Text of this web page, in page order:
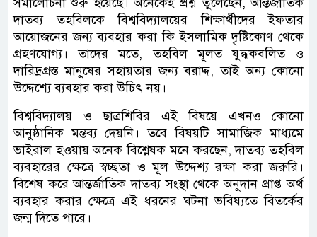
দাতব্য তহবিলকে বিশ্ববিদ্যালয়ের শিক্ষার্থীদের ইফতার
আয়োজনের জন্য ব্যবহার করা কি ইসলামিক দৃষ্টিকোণ থেকে
গ্রহণযোগ্য। তাদের মতে, তহবিল মূলত যুদ্ধকবলিত ও
দারিদ্রগ্রস্ত মানুষের সহায়তার জন্য বরাদ্দ, তাই অন্য কোনো
উদ্দেশ্যে ব্যবহার করা উচিৎ নয়।
বিশ্ববিদ্যালয় ও ছাত্রশিবির এই বিষয়ে এখনও কোনো
আনুষ্ঠানিক মন্তব্য দেয়নি। তবে বিষয়টি সামাজিক মাধ্যমে
ভাইরাল হওয়ায় অনেক বিশ্লেষক মনে করছেন, দাতব্য তহবিল
ব্যবহারের ক্ষেত্রে স্বচ্ছতা ও মূল উদ্দেশ্য রক্ষা করা জরুরি।
বিশেষ করে আন্তর্জাতিক দাতব্য সংস্থা থেকে অনুদান প্রাপ্ত অর্থ
ব্যবহার করার ক্ষেত্রে এই ধরনের ঘটনা ভবিষ্যতে বিতর্কের
জন্ম দিতে পারে।